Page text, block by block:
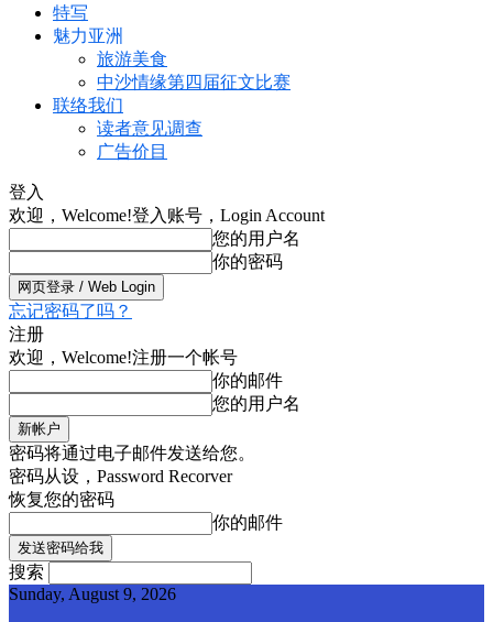
特写
魅力亚洲
旅游美食
中沙情缘第四届征文比赛
联络我们
读者意见调查
广告价目
登入
欢迎，Welcome!登入账号，Login Account
您的用户名
你的密码
忘记密码了吗？
注册
欢迎，Welcome!注册一个帐号
你的邮件
您的用户名
密码将通过电子邮件发送给您。
密码从设，Password Recorver
恢复您的密码
你的邮件
搜索
Sunday, August 9, 2026